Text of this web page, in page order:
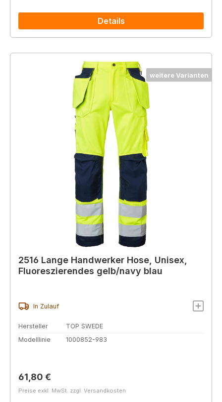
Details
weitere Varianten
2516 Lange Handwerker Hose, Unisex,
Fluoreszierendes gelb/navy blau
In Zulauf
Hersteller
TOP SWEDE
Modelllinie
1000852-983
Regulärer Preis:
61,80 €
Preise exkl. MwSt. zzgl. Versandkosten